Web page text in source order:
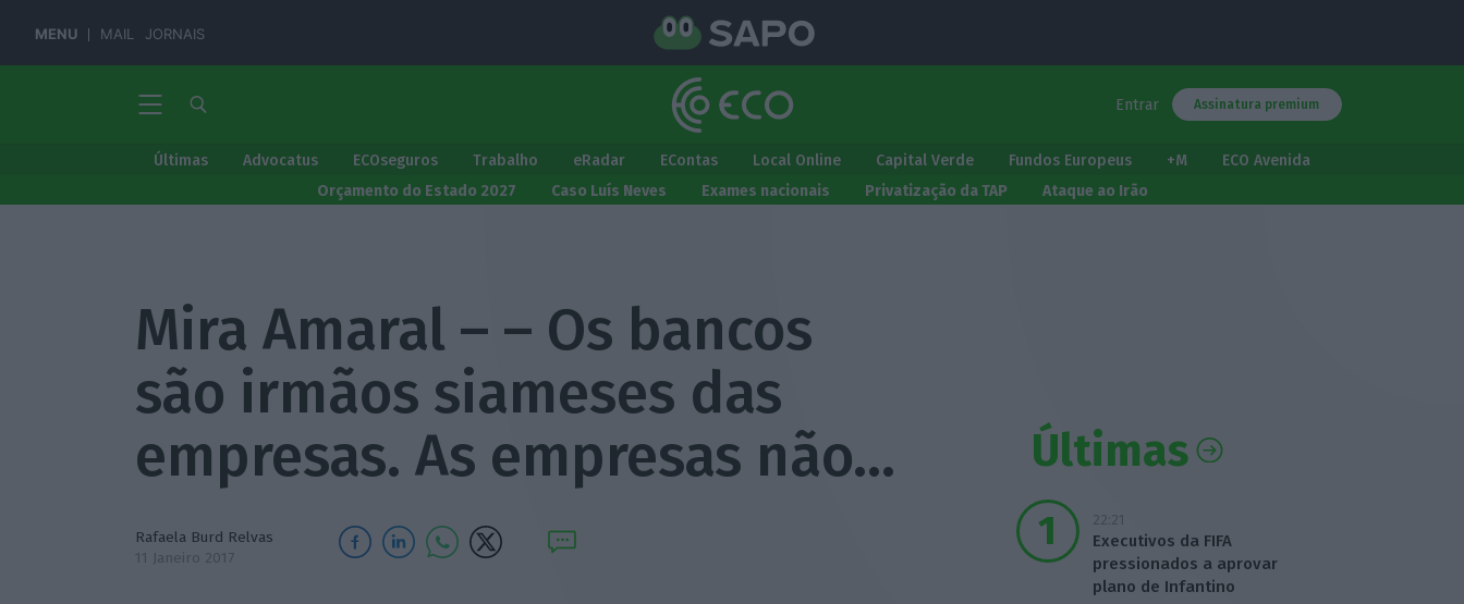
MENU MAIL JORNAIS
Entrar Assinatura premium
Últimas Advocatus ECOseguros Trabalho eRadar EContas Local Online Capital Verde Fundos Europeus +M
ECO Avenida
Orçamento do Estado 2027
Caso Luís Neves Exames nacionais Privatização da TAP Ataque ao Irão
Mira Amaral – – Os bancos
são irmãos siameses das
empresas. As empresas não…
Rafaela Burd Relvas
11 Janeiro 2017
Últimas
22:21
Executivos da FIFA
pressionados a aprovar
plano de Infantino